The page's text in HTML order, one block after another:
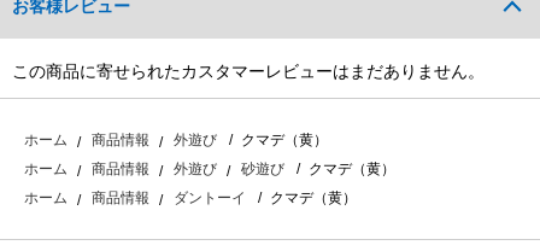
お客様レビュー
この商品に寄せられたカスタマーレビューはまだありません。
ホーム 商品情報 外遊び
クマデ（黄）
ホーム
商品情報 外遊び 砂遊び
クマデ（黄）
ホーム
商品情報 ダントーイ クマデ（黄）